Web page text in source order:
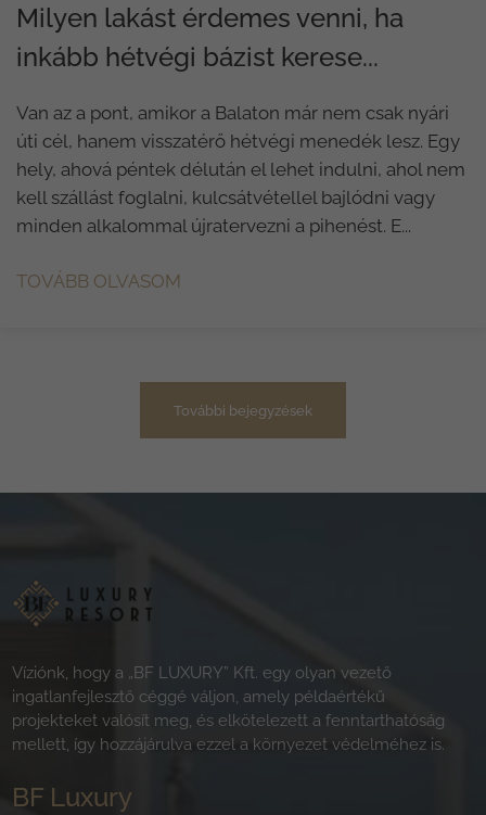
Milyen lakást érdemes venni, ha
inkább hétvégi bázist kerese...
Van az a pont, amikor a Balaton már nem csak nyári
úti cél, hanem visszatérő hétvégi menedék lesz. Egy
hely, ahová péntek délután el lehet indulni, ahol nem
kell szállást foglalni, kulcsátvétellel bajlódni vagy
minden alkalommal újratervezni a pihenést. E...
TOVÁBB OLVASOM
További bejegyzések
Víziónk, hogy a „BF LUXURY” Kft. egy olyan vezető
ingatlanfejlesztő céggé váljon, amely példaértékű
projekteket valósít meg, és elkötelezett a fenntarthatóság
mellett, így hozzájárulva ezzel a környezet védelméhez is.
BF Luxury